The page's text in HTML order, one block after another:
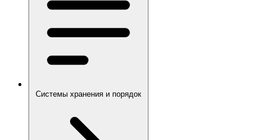
Системы хранения и порядок